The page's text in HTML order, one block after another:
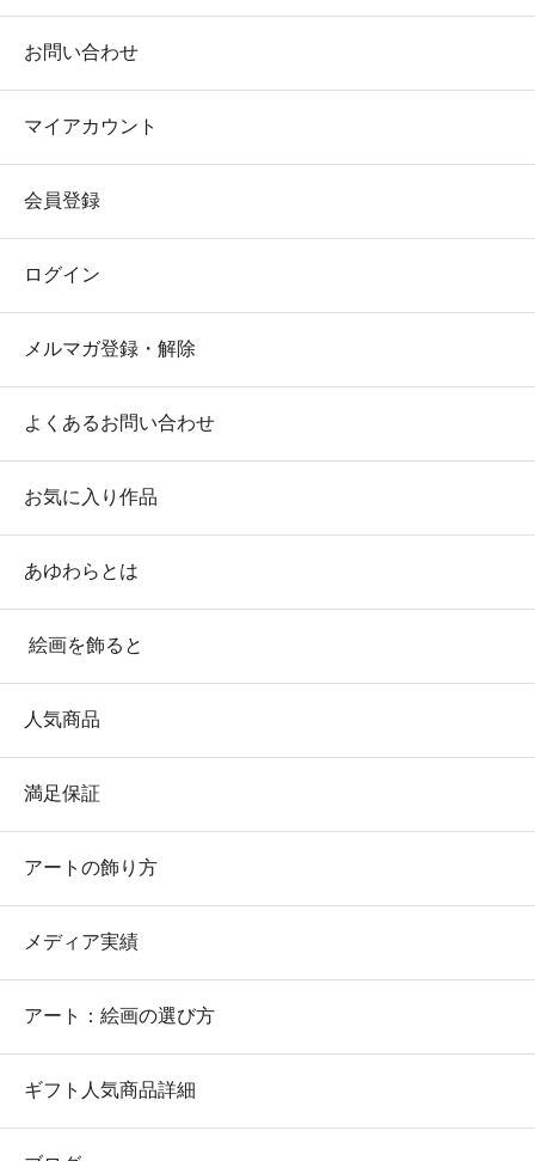
お問い合わせ
マイアカウント
会員登録
ログイン
メルマガ登録・解除
よくあるお問い合わせ
お気に入り作品
あゆわらとは
絵画を飾ると
人気商品
満足保証
アートの飾り方
メディア実績
アート：絵画の選び方
ギフト人気商品詳細